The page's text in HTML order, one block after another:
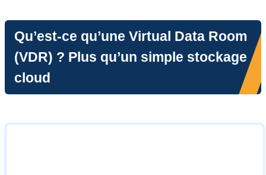
Qu’est-ce qu’une Virtual Data Room
(VDR) ? Plus qu’un simple stockage
cloud